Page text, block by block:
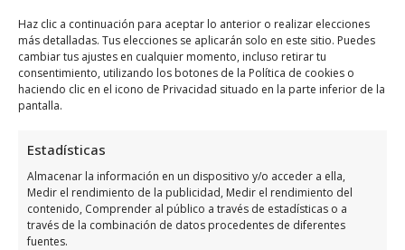
Haz clic a continuación para aceptar lo anterior o realizar elecciones
más detalladas. Tus elecciones se aplicarán solo en este sitio. Puedes
cambiar tus ajustes en cualquier momento, incluso retirar tu
consentimiento, utilizando los botones de la Política de cookies o
haciendo clic en el icono de Privacidad situado en la parte inferior de la
pantalla.
Estadísticas
Almacenar la información en un dispositivo y/o acceder a ella,
Medir el rendimiento de la publicidad, Medir el rendimiento del
contenido, Comprender al público a través de estadísticas o a
través de la combinación de datos procedentes de diferentes
fuentes.
Servicios que ofrecen las
administraciones de loterías
en Orihuela Costa
Costa ofrecen una variedad de servicios
diseñados para satisfacer las necesidades de
los jugadores. Entre los servicios más
comunes se encuentran laventa de